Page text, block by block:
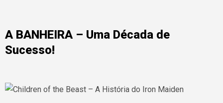
A BANHEIRA – Uma Década de
Sucesso!